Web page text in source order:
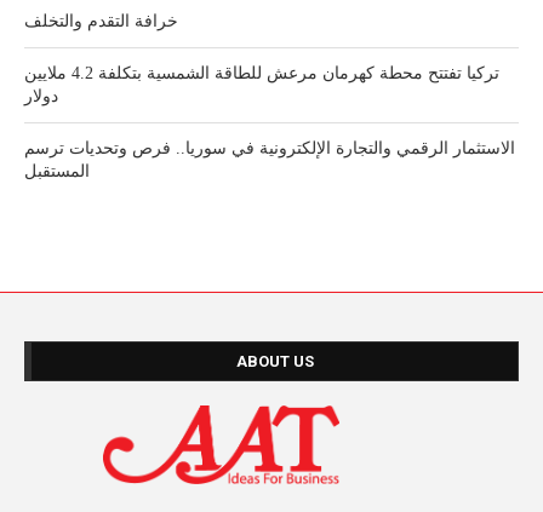
خرافة التقدم والتخلف
تركيا تفتتح محطة كهرمان مرعش للطاقة الشمسية بتكلفة 4.2 ملايين
دولار
الاستثمار الرقمي والتجارة الإلكترونية في سوريا.. فرص وتحديات ترسم
المستقبل
ABOUT US